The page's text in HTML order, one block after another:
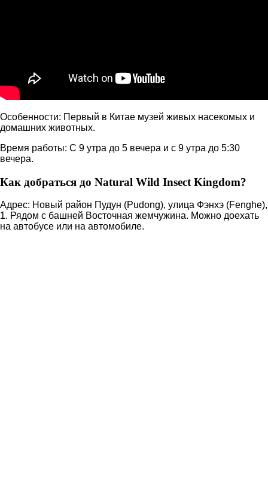
Особенности: Первый в Китае музей живых насекомых и
домашних животных.
Время работы: С 9 утра до 5 вечера и с 9 утра до 5:30
вечера.
Как добраться до Natural Wild Insect Kingdom?
Адрес: Новый район Пудун (Pudong), улица Фэнхэ (Fenghe),
1. Рядом с башней Восточная жемчужина. Можно доехать
на автобусе или на автомобиле.